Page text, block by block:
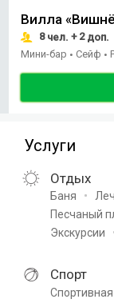
Вилла
8чел. + 2доп.
Мини-бар • Сейф •
Услуги
Отдых
Баня
Песчаный
Экскурсии
Спорт